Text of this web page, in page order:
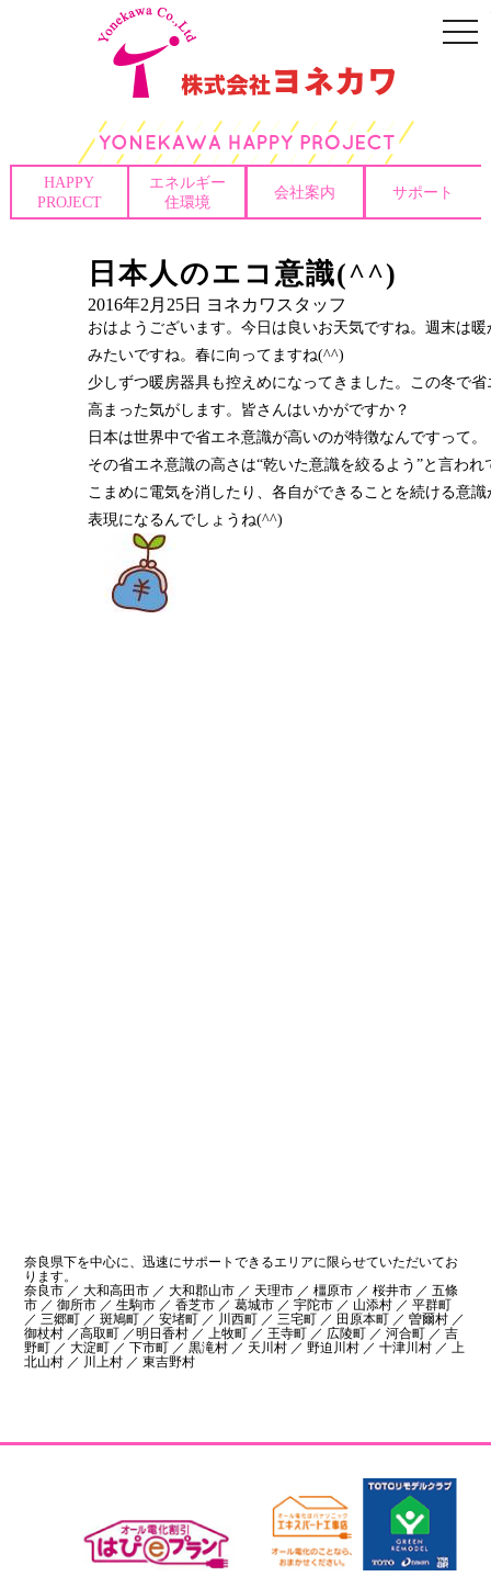
HAPPY
PROJECT
エネルギー
住環境
会社案内 サポート
日本人のエコ意識(^^)
2016年2月25日 ヨネカワスタッフ
おはようございます。今日は良いお天気ですね。週末は暖
みたいですね。春に向ってますね(^^)
少しずつ暖房器具も控えめになってきました。この冬で
高まった気がします。皆さんはいかがですか？
日本は世界中で省エネ意識が高いのが特徴なんですって。
その省エネ意識の高さは“乾いた意識を絞るよう”と言われ
こまめに電気を消したり、各自ができることを続ける意
表現になるんでしょう
奈良県下を中心に、迅速にサポートできるエリアに限らせていただいてお
ります。
奈良市 ／ 大和高田市 ／ 大和郡山市 ／ 天理市 ／ 橿原市 ／ 桜井市 ／ 五條
市 ／ 御所市 ／ 生駒市 ／ 香芝市 ／ 葛城市 ／ 宇陀市 ／ 山添村 ／ 平群町
／ 三郷町 ／ 斑鳩町 ／ 安堵町 ／ 川西町 ／ 三宅町 ／ 田原本町 ／ 曽爾村 ／
御杖村 ／高取町 ／明日香村 ／ 上牧町 ／ 王寺町 ／ 広陵町 ／ 河合町 ／ 吉
野町 ／ 大淀町 ／ 下市町 ／ 黒滝村 ／ 天川村 ／ 野迫川村 ／ 十津川村 ／ 上
北山村 ／ 川上村 ／ 東吉野村